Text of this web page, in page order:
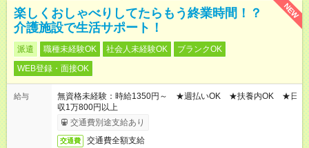
NEW
楽しくおしゃべりしてたらもう終業時間！？
介護施設で生活サポート！
派遣 職種未経験OK 社会人未経験OK
ブランクOK
WEB登録・面接OK
給与
無資格未経験：時給1350円～ ★週払いOK ★扶養内OK ★日
収1万800円以上
交通費別途支給あり
交通費 交通費全額支給